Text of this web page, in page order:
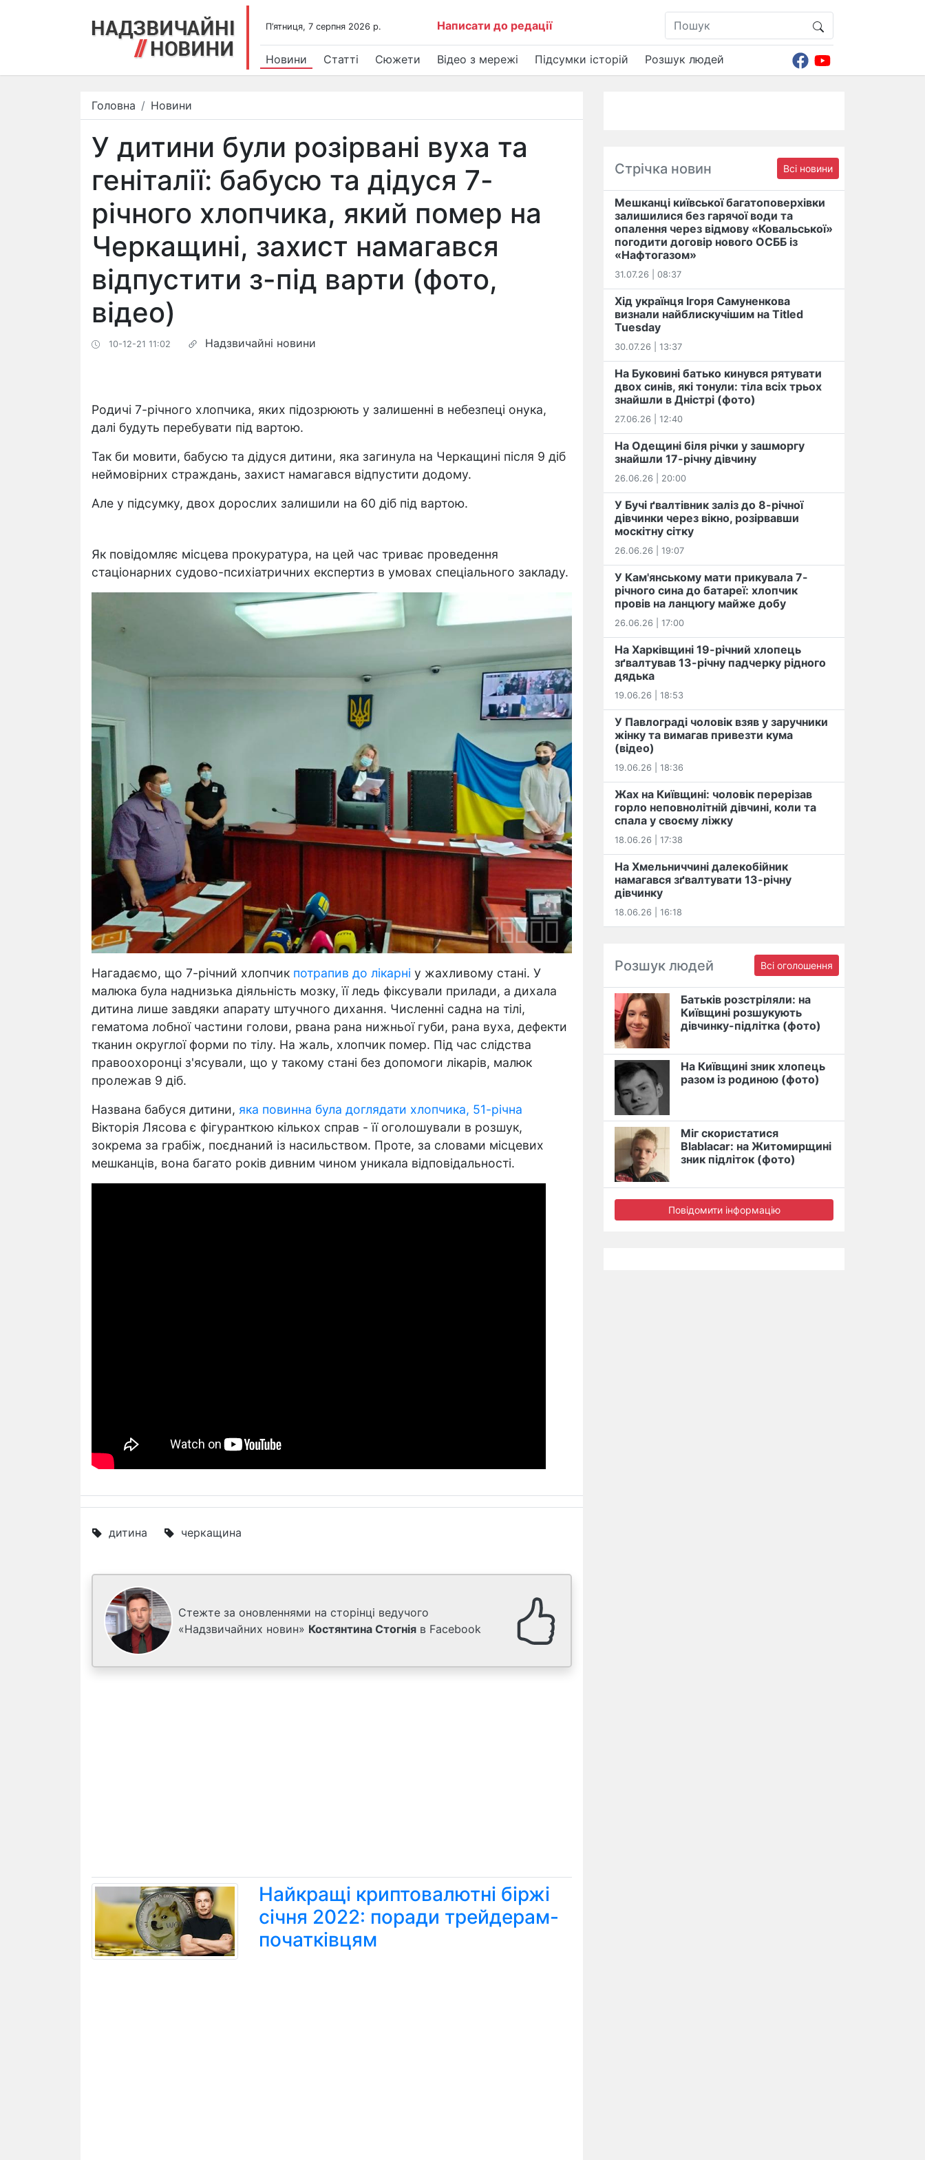
П’ятниця, 7 серпня 2026 р. Написати до редації
Новини Статті Сюжети Відео з мережі Підсумки історій Розшук людей
Головна Новини
У дитини були розірвані вуха та
геніталії: бабусю та дідуся 7-
річного хлопчика, який помер на
Черкащині, захист намагався
відпустити з-під варти (фото,
відео)
10-12-21 11:02 Надзвичайні новини
Родичі 7-річного хлопчика, яких підозрюють у залишенні в небезпеці онука,
далі будуть перебувати під вартою.
Так би мовити, бабусю та дідуся дитини, яка загинула на Черкащині після 9 діб
неймовірних страждань, захист намагався відпустити додому.
Але у підсумку, двох дорослих залишили на 60 діб під вартою.
Як повідомляє місцева прокуратура, на цей час триває проведення
стаціонарних судово-психіатричних експертиз в умовах спеціального закладу.
Нагадаємо, що 7-річний хлопчик потрапив до лікарні у жахливому стані. У
малюка була наднизька діяльність мозку, її ледь фіксували прилади, а дихала
дитина лише завдяки апарату штучного дихання. Численні садна на тілі,
гематома лобної частини голови, рвана рана нижньої губи, рана вуха, дефекти
тканин округлої форми по тілу. На жаль, хлопчик помер. Під час слідства
правоохоронці з'ясували, що у такому стані без допомоги лікарів, малюк
пролежав 9 діб.
Названа бабуся дитини, яка повинна була доглядати хлопчика, 51-річна
Вікторія Лясова є фігуранткою кількох справ - її оголошували в розшук,
зокрема за грабіж, поєднаний із насильством. Проте, за словами місцевих
мешканців, вона багато років дивним чином уникала відповідальності.
дитина черкащина
Стежте за оновленнями на сторінці ведучого
«Надзвичайних новин» Костянтина Стогнія в Facebook
Найкращі криптовалютні біржі
січня 2022: поради трейдерам-
початківцям
Стрічка новин Всі новини
Мешканці київської багатоповерхівки
залишилися без гарячої води та
опалення через відмову «Ковальської»
погодити договір нового ОСББ із
«Нафтогазом»
31.07.26 | 08:37
Хід українця Ігоря Самуненкова
визнали найблискучішим на Titled
Tuesday
30.07.26 | 13:37
На Буковині батько кинувся рятувати
двох синів, які тонули: тіла всіх трьох
знайшли в Дністрі (фото)
27.06.26 | 12:40
На Одещині біля річки у зашморгу
знайшли 17-річну дівчину
26.06.26 | 20:00
У Бучі ґвалтівник заліз до 8-річної
дівчинки через вікно, розірвавши
москітну сітку
26.06.26 | 19:07
У Кам'янському мати прикувала 7-
річного сина до батареї: хлопчик
провів на ланцюгу майже добу
26.06.26 | 17:00
На Харківщині 19-річний хлопець​
️зґвалтував 13-річну падчерку рідного
дядька
19.06.26 | 18:53
У Павлограді чоловік взяв у заручники
жінку та вимагав привезти кума
(відео)
19.06.26 | 18:36
Жах на Київщині: чоловік перерізав
горло неповнолітній дівчині, коли та
спала у своєму ліжку
18.06.26 | 17:38
На Хмельниччині далекобійник
намагався зґвалтувати 13-річну
дівчинку
18.06.26 | 16:18
Розшук людей Всі оголошення
Батьків розстріляли: на
Київщині розшукують
дівчинку-підлітка (фото)
На Київщині зник хлопець
разом із родиною (фото)
Міг скористатися
Blablacar: на Житомирщині
зник підліток (фото)
Повідомити інформацію